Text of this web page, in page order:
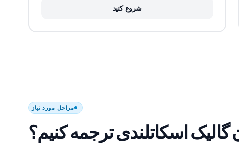
شروع کنید
مراحل مورد نیاز